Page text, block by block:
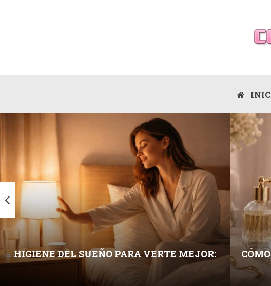
HIGIENE DEL SUEÑO PARA VERTE MEJOR:
HÁBITOS NOCTURNOS QUE MEJORAN PIEL,
OJERAS Y ENERGÍA